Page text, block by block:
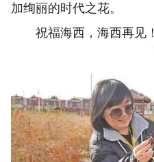
加绚丽的时代之花。
祝福海西，海西再见！